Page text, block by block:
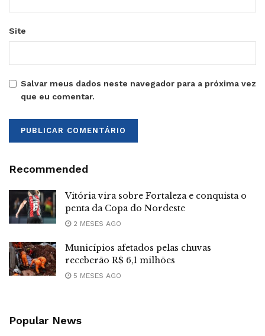
Site
Salvar meus dados neste navegador para a próxima vez
que eu comentar.
Recommended
Vitória vira sobre Fortaleza e conquista o
penta da Copa do Nordeste
2 MESES AGO
Municípios afetados pelas chuvas
receberão R$ 6,1 milhões
5 MESES AGO
Popular News